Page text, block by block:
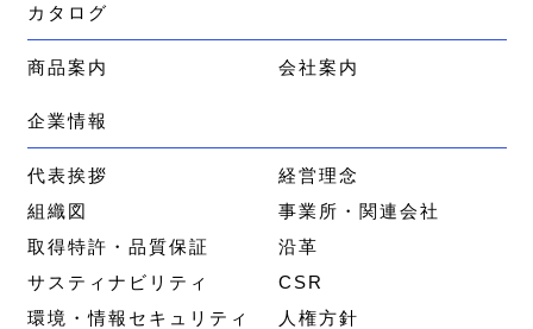
カタログ
商品案内 会社案内
企業情報
代表挨拶
経営理念
組織図
事業所・関連会社
取得特許・品質保証
沿革
サスティナビリティ
CSR
環境・情報セキュリティ
人権方針